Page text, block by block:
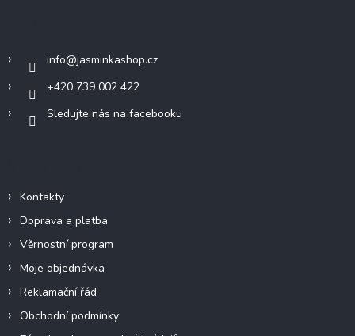
info@jasminkashop.cz
+420 739 002 422
Sledujte nás na facebooku
Kontakty
Doprava a platba
Věrnostní program
Moje objednávka
Reklamační řád
Obchodní podmínky